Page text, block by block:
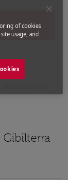
of cookies
usage, and